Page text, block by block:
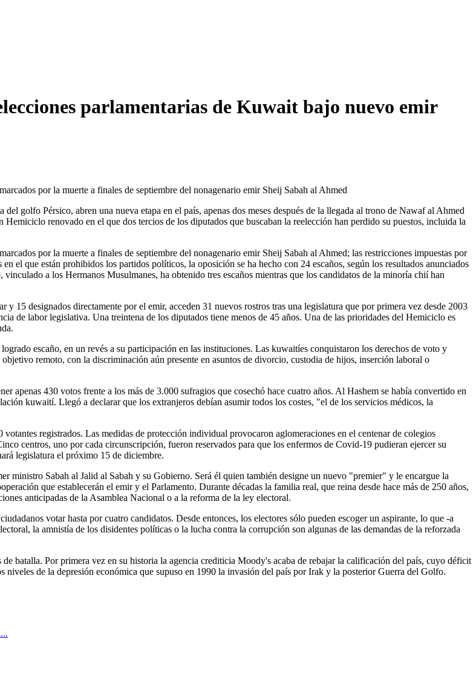
parlamentarias de Kuwait bajo nuevo emir
por la muerte a finales de septiembre del nonagenario emir Sheij Sabah al Ahmed
golfo Pérsico, abren una nueva etapa en el país, apenas dos meses después de la llegada al trono de Nawaf al Ahmed
renovado en el que dos tercios de los diputados que buscaban la reelección han perdido su puestos, incluida la
por la muerte a finales de septiembre del nonagenario emir Sheij Sabah al Ahmed; las restricciones impuestas por
el que están prohibidos los partidos políticos, la oposición se ha hecho con 24 escaños, según los resultados anunciados
a los Hermanos Musulmanes, ha obtenido tres escaños mientras que los candidatos de la minoría chií han
15 designados directamente por el emir, acceden 31 nuevos rostros tras una legislatura que por primera vez desde 2003
de labor legislativa. Una treintena de los diputados tiene menos de 45 años. Una de las prioridades del Hemiciclo es
escaño, en un revés a su participación en las instituciones. Las kuwaitíes conquistaron los derechos de voto y
remoto, con la discriminación aún presente en asuntos de divorcio, custodia de hijos, inserción laboral o
apenas 430 votos frente a los más de 3.000 sufragios que cosechó hace cuatro años. Al Hashem se había convertido en
kuwaití. Llegó a declarar que los extranjeros debían asumir todos los costes, "el de los servicios médicos, la
registrados. Las medidas de protección individual provocaron aglomeraciones en el centenar de colegios
centros, uno por cada circunscripción, fueron reservados para que los enfermos de Covid-19 pudieran ejercer su
legislatura el próximo 15 de diciembre.
ministro Sabah al Jalid al Sabah y su Gobierno. Será él quien también designe un nuevo "premier" y le encargue la
que establecerán el emir y el Parlamento. Durante décadas la familia real, que reina desde hace más de 250 años,
anticipadas de la Asamblea Nacional o a la reforma de la ley electoral.
votar hasta por cuatro candidatos. Desde entonces, los electores sólo pueden escoger un aspirante, lo que -a
la amnistía de los disidentes políticas o la lucha contra la corrupción son algunas de las demandas de la reforzada
batalla. Por primera vez en su historia la agencia crediticia Moody's acaba de rebajar la calificación del país, cuyo déficit
de la depresión económica que supuso en 1990 la invasión del país por Irak y la posterior Guerra del Golfo.